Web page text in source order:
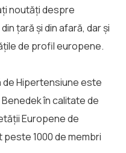
noutăţi despre
ţară şi din afară, dar şi
de profil europene.
de Hipertensiune este
în calitate de
Europene de
1000 de membri